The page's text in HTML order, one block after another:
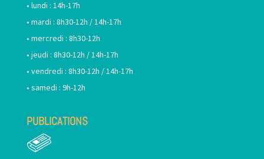
• lundi : 14h-17h
• mardi : 8h30-12h / 14h-17h
• mercredi : 8h30-12h
• jeudi : 8h30-12h / 14h-17h
• vendredi : 8h30-12h / 14h-17h
• samedi : 9h-12h
PUBLICATIONS